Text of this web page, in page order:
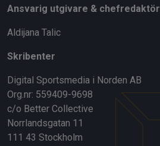
Ansvarig utgivare & chefredaktör
Aldijana Talic
Skribenter
Digital Sportsmedia i Norden AB
Org.nr: 559409-9698
c/o Better Collective
Norrlandsgatan 11
111 43 Stockholm